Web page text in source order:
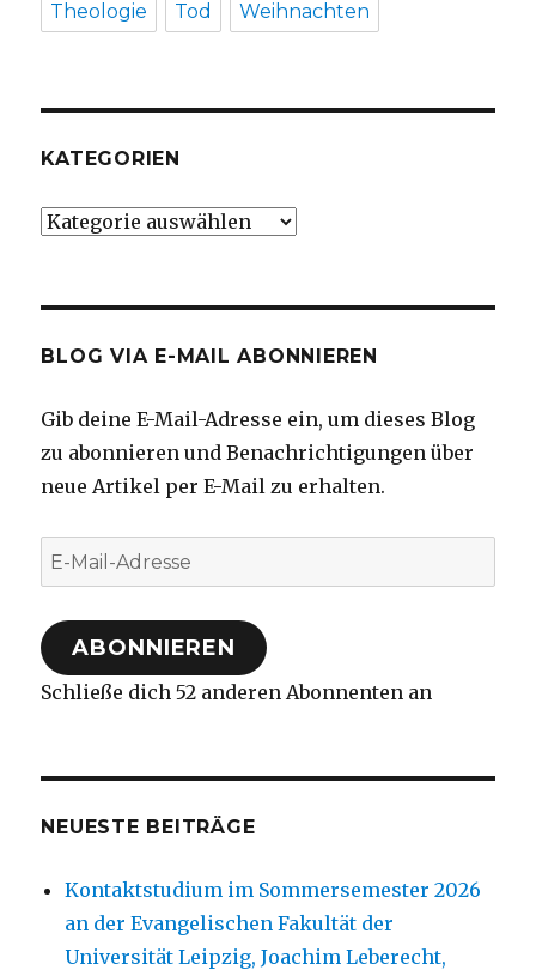
Theologie Tod Weihnachten
KATEGORIEN
Kategorien
BLOG VIA E-MAIL ABONNIEREN
Gib deine E-Mail-Adresse ein, um dieses Blog
zu abonnieren und Benachrichtigungen über
neue Artikel per E-Mail zu erhalten.
E-
Mail-
Adresse
ABONNIEREN
Schließe dich 52 anderen Abonnenten an
NEUESTE BEITRÄGE
Kontaktstudium im Sommersemester 2026
an der Evangelischen Fakultät der
Universität Leipzig, Joachim Leberecht,